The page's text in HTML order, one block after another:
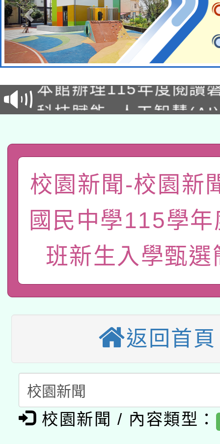
適應運動共學行動站研
本館辦理115年度閱讀
暨閱讀推動專業研習
科技賦能─人工智慧
「數位內容與教學軟體
pilot」
有關大陸委員會函釋公
薪期間赴陸應申請許可
業技術研究院辦理「
用水績優單位及節水達
動」
115年8月22日(星期六
桃園市孔廟祈福系列
開 智慧啟航」
2026年桃園地景藝術
適應運動共學行動站研
本館辦理115年度閱讀
暨閱讀推動專業研習
科技賦能─人工智慧
礎課程
A3數位素養講師名單
「數位內容與教學軟體
pilot」
有關大陸委員會函釋公
校園新聞-校園新
國民中學115學
班新生入學甄選
返回首頁
校園新聞 / 內容類型：